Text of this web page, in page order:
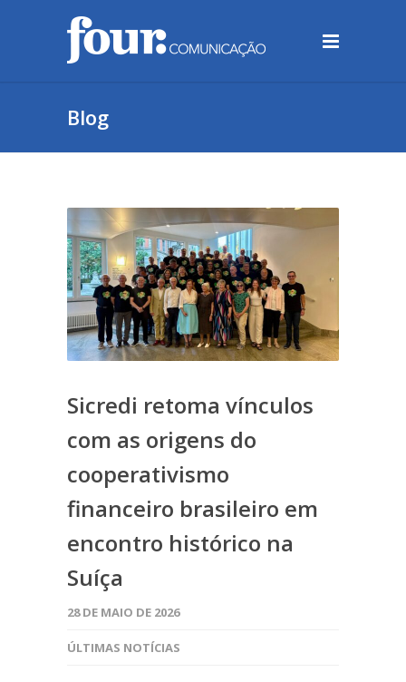
Blog
Sicredi retoma vínculos
com as origens do
cooperativismo
financeiro brasileiro em
encontro histórico na
Suíça
28 DE MAIO DE 2026
ÚLTIMAS NOTÍCIAS